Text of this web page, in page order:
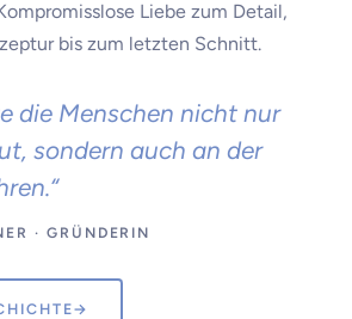
Liebe zum Detail,
bis zum letzten Schnitt.
die Menschen nicht nur
sondern auch an der
· GRÜNDERIN
→